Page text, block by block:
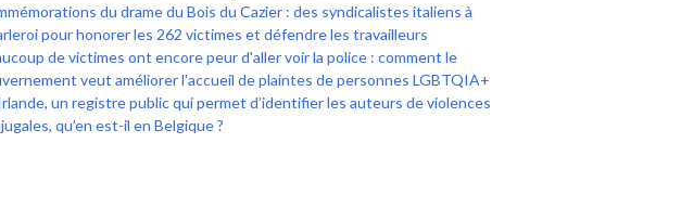
du drame du Bois du Cazier : des syndicalistes italiens à
pour honorer les 262 victimes et défendre les travailleurs
de victimes ont encore peur d'aller voir la police : comment le
veut améliorer l'accueil de plaintes de personnes LGBTQIA+
un registre public qui permet d’identifier les auteurs de violences
qu’en est-il en Belgique ?